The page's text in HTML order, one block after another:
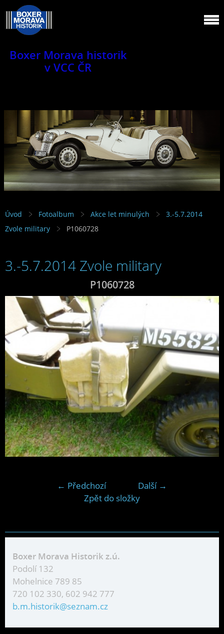
Boxer Morava historik
v VCC ČR
Jsme klub veteránů.
Úvod Fotoalbum Akce let minulých
3.-5.7.2014
Zvole military
P1060728
3.-5.7.2014 Zvole military
P1060728
← Předchozí
Další →
Zpět do složky
Boxer Morava Historik z.ú.
Podolí 132
Mohelnice 789 85
720 102 330, 602 942 777
b.m.historik@seznam.cz